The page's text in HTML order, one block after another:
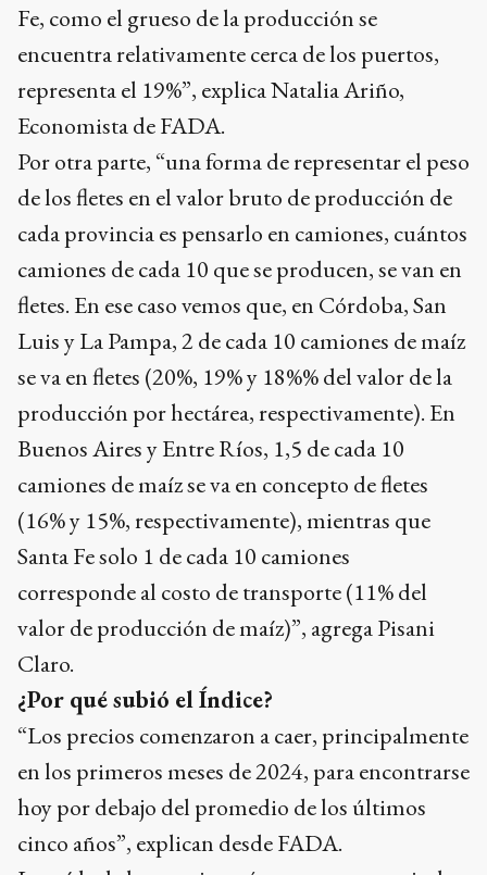
Fe, como el grueso de la producción se
encuentra relativamente cerca de los puertos,
representa el 19%”, explica Natalia Ariño,
Economista de FADA.
Por otra parte, “una forma de representar el peso
de los fletes en el valor bruto de producción de
cada provincia es pensarlo en camiones, cuántos
camiones de cada 10 que se producen, se van en
fletes. En ese caso vemos que, en Córdoba, San
Luis y La Pampa, 2 de cada 10 camiones de maíz
se va en fletes (20%, 19% y 18%% del valor de la
producción por hectárea, respectivamente). En
Buenos Aires y Entre Ríos, 1,5 de cada 10
camiones de maíz se va en concepto de fletes
(16% y 15%, respectivamente), mientras que
Santa Fe solo 1 de cada 10 camiones
corresponde al costo de transporte (11% del
valor de producción de maíz)”, agrega Pisani
Claro.
¿Por qué subió el Índice?
“Los precios comenzaron a caer, principalmente
en los primeros meses de 2024, para encontrarse
hoy por debajo del promedio de los últimos
cinco años”, explican desde FADA.